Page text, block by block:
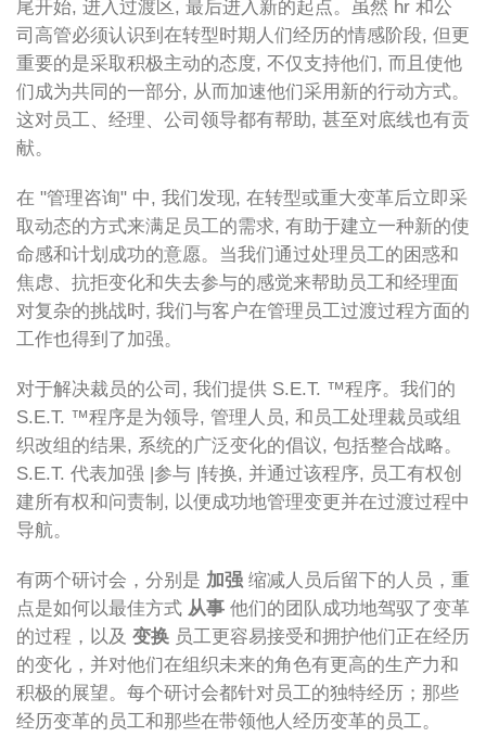
尾开始, 进入过渡区, 最后进入新的起点。虽然 hr 和公
司高管必须认识到在转型时期人们经历的情感阶段, 但更
重要的是采取积极主动的态度, 不仅支持他们, 而且使他
们成为共同的一部分, 从而加速他们采用新的行动方式。
这对员工、经理、公司领导都有帮助, 甚至对底线也有贡
献。
在 "管理咨询" 中, 我们发现, 在转型或重大变革后立即采
取动态的方式来满足员工的需求, 有助于建立一种新的使
命感和计划成功的意愿。当我们通过处理员工的困惑和
焦虑、抗拒变化和失去参与的感觉来帮助员工和经理面
对复杂的挑战时, 我们与客户在管理员工过渡过程方面的
工作也得到了加强。
对于解决裁员的公司, 我们提供 S.E.T. ™程序。我们的
S.E.T. ™程序是为领导, 管理人员, 和员工处理裁员或组
织改组的结果, 系统的广泛变化的倡议, 包括整合战略。
S.E.T. 代表加强 |参与 |转换, 并通过该程序, 员工有权创
建所有权和问责制, 以便成功地管理变更并在过渡过程中
导航。
有两个研讨会，分别是 加强 缩减人员后留下的人员，重
点是如何以最佳方式 从事 他们的团队成功地驾驭了变革
的过程，以及 变换 员工更容易接受和拥护他们正在经历
的变化，并对他们在组织未来的角色有更高的生产力和
积极的展望。每个研讨会都针对员工的独特经历；那些
经历变革的员工和那些在带领他人经历变革的员工。